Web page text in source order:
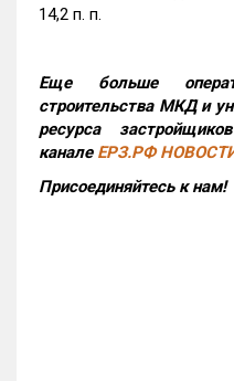
14,2 п. п.
Еще больше
строительства МКД и
ресурса
канале ЕРЗ.РФ
Присоединяйтесь к нам!